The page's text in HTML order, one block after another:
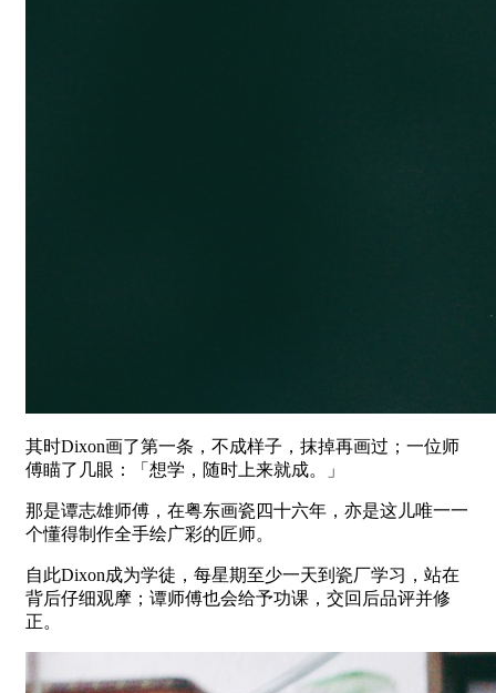
其时Dixon画了第一条，不成样子，抹掉再画过；一位师
傅瞄了几眼：「想学，随时上来就成。」
那是谭志雄师傅，在粤东画瓷四十六年，亦是这儿唯一一
个懂得制作全手绘​​广彩的匠师。
自此Dixon成为学徒，每星期至少一天到瓷厂学习，站在
背后仔细观摩；谭师傅也会给予功课，交回后品评并修
正。